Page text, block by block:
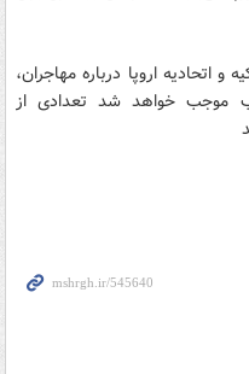
اتحادیه اروپا درباره مهاجران،
موجب خواهد شد تعدادی از